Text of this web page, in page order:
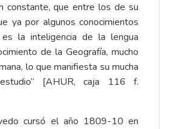
constante, que entre los de su
ya por algunos conocimientos
la inteligencia de la lengua
de la Geografía, mucho
lo que manifiesta su mucha
[AHUR, caja 116 f.
cursó el año 1809-10 en